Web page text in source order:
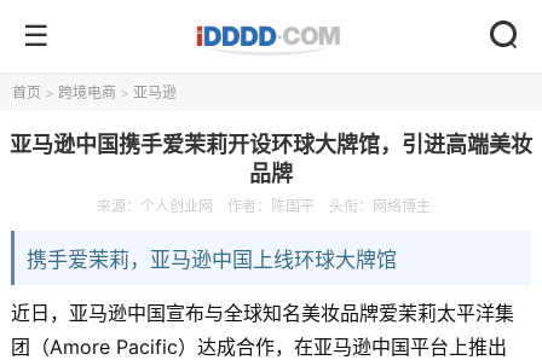
首页 > 跨境电商 > 亚马逊
亚马逊中国携手爱茉莉开设环球大牌馆，引进高端美妆
品牌
来源： 个人创业网 作者：陈国平 头衔：网络博主
携手爱茉莉，亚马逊中国上线环球大牌馆
近日，亚马逊中国宣布与全球知名美妆品牌爱茉莉太平洋集
团（Amore Pacific）达成合作，在亚马逊中国平台上推出